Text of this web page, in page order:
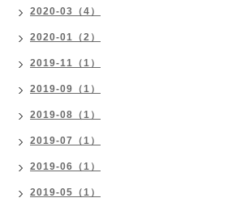
2020-03（4）
2020-01（2）
2019-11（1）
2019-09（1）
2019-08（1）
2019-07（1）
2019-06（1）
2019-05（1）